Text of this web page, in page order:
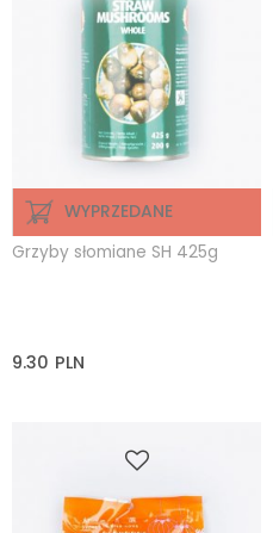
WYPRZEDANE
Grzyby słomiane SH 425g
9.30 PLN